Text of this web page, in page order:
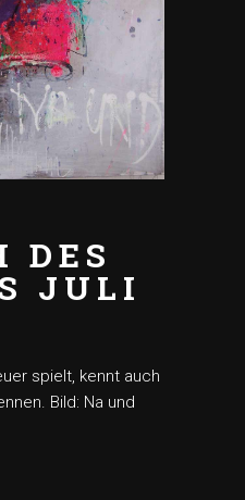
DES
JULI
spielt, kennt auch
Bild: Na und